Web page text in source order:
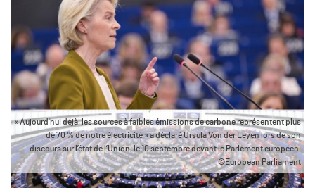
« Aujourd'hui déjà, les sources à faibles émissions de carbone représentent plus
de 70 % de notre électricité » a déclaré Ursula Von der Leyen lors de son
discours sur l’état de l’Union, le 10 septembre devant le Parlement européen.
©European Parliament